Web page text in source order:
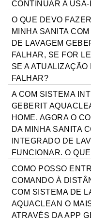
integrado de
Definir as
Alterar as
Consultar as
Gerir os trabalhos
descalcificação,
Assistir a vídeos de
sobre
Ler as instruções
Registar o
Encontrar serviços
Utilizar o serviço de
AquaClean.*
*Função não
CONTINUAR A
Não, a aplicação
operacional. A partir
Home.
O QUE DEVO
MINHA SANITA
DE LAVAGEM
FALHAR, SE FOR
SE A ATUALIZAÇÃO
FALHAR?
Se um desses casos
seguintes passos:
Desinstale a
reinicie o seu
Desligue a sanita
Geberit AquaClean,
ligá-la.
Volte a instalar a
tente novamente.
A COM SISTEMA
GEBERIT
HOME. AGORA O
DA MINHA SANITA
INTEGRADO DE
FUNCIONAR. O
As sanitas com
AquaClean suportam
ativa de cada vez.
smartphone para
COMO POSSO
COMANDO À
COM SISTEMA DE
AQUACLEAN O
ATRAVÉS DA APP